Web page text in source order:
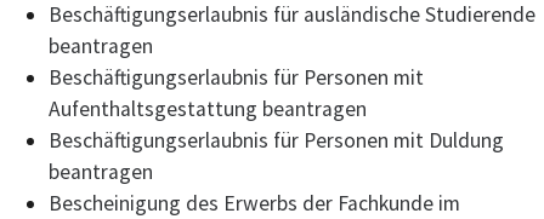
Beschäftigungserlaubnis für ausländische Studierende
beantragen
Beschäftigungserlaubnis für Personen mit
Aufenthaltsgestattung beantragen
Beschäftigungserlaubnis für Personen mit Duldung
beantragen
Bescheinigung des Erwerbs der Fachkunde im